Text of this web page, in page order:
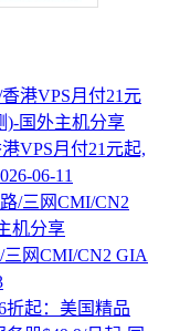
VPS月付21元起,
06-11
网CMI/CN2 GIA